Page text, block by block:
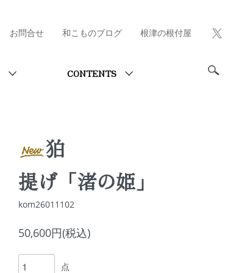
CONTENTS
お問合せ 和こものブログ 根津の根付屋
狛
提げ「渚の姫」
kom26011102
50,600円(税込)
点